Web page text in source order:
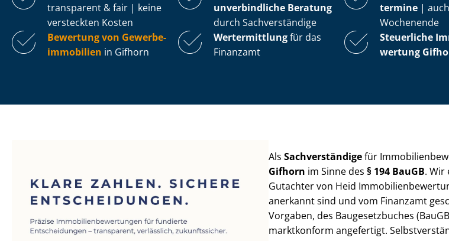
transparent & fair | keine
versteckten Kosten
unverbindliche Beratung
durch Sachverständige
ter­mi­ne |
Wochenende
Bewertung von Ge­wer­be­
im­mo­bi­li­en in Gifhorn
Wertermittlungfür das
Finanzamt
Steuerliche
wer­tung
AlsSachverständigefür
Gifhorn im Sinne des§ 194 BauGB. Wir
Gutachter von Heid
anerkannt sind und vom Finanzamt
Vorgaben, des Baugesetzbuches
marktkonform angefertigt.